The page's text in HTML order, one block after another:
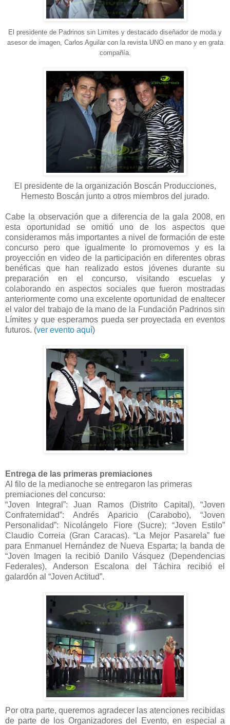
El presidente de Padrinos sin Limites y destacado diseñador de moda y
asesor de imagen, Carlos Aguilar con la revista UNO en mano y en grata
compañía.
El presidente de la organización Boscán Producciones,
Hernesto Boscán junto a otros miembros del jurado.
Cabe la observación que a diferencia de la gala 2008, en
esta oportunidad se omitió uno de los aspectos que
consideramos más importantes a nivel de formación de este
concurso pero que igualmente lo promovemos y es la
proyección en video de la participación en diferentes obras
benéficas que han realizado estos jóvenes durante su
preparación en el concurso, visitando escuelas y
colaborando en aspectos sociales que fueron mostradas
anteriormente como una excelente oportunidad de enaltecer
el valor del trabajo de la mano de la Fundación Padrinos sin
Límites y que esperamos pueda ser proyectada en eventos
futuros. (ver evento aquí)
Entrega de las primeras premiaciones
Al filo de la medianoche se entregaron las primeras
premiaciones del concurso:
“Joven Integral”: Juan Ramos (Distrito Capital), “Joven
Confraternidad”: Andrés Aparicio (Carabobo), “Joven
Personalidad”: Nicolángelo Fiore (Sucre); “Joven Estilo”
Claudio Correia (Gran Caracas). “La Mejor Pasarela” fue
para Enmanuel Hernández de Nueva Esparta; la banda de
“Joven Imagen la recibió Danilo Vásquez (Dependencias
Federales), Anderson Escalona del Táchira recibió el
galardón al “Joven Actitud”.
Por otra parte, queremos agradecer las atenciones recibidas
de parte de los Organizadores del Evento, en especial a